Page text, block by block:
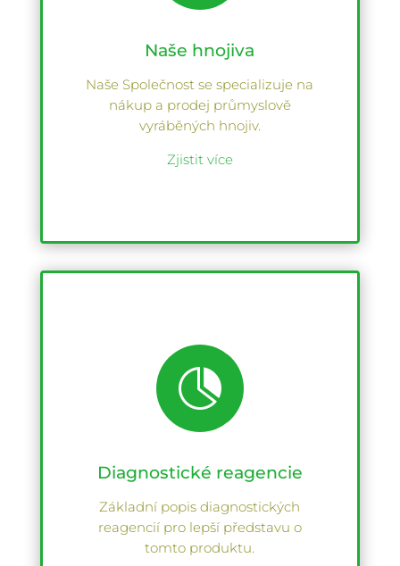
Naše hnojiva
Naše Společnost se specializuje na
nákup a prodej průmyslově
vyráběných hnojiv.
Zjistit více

Diagnostické reagencie
Základní popis diagnostických
reagencií pro lepší představu o
tomto produktu.